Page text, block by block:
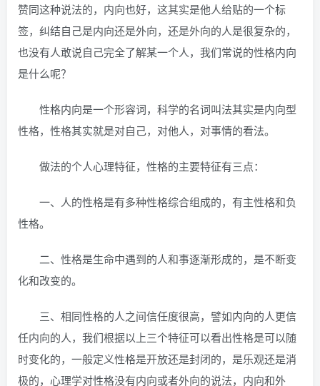
赞同这种说法的，内向也好，这其实是他人给贴的一个标
签，纠结自己是内向还是外向，还是外向的人是很复杂的，
也没有人敢说自己完全了解某一个人，我们常说的性格内向
是什么呢？
性格内向是一个形容词，科学的名词叫法其实是内向型
性格，性格其实就是对自己，对他人，对事情的看法。
做法的个人心理特征，性格的主要特征有三点：
一、人的性格是有多种性格综合组成的，有主性格和负
性格。
二、性格是生命中遇到的人和事逐渐形成的，是不断变
化和改变的。
三、相同性格的人之间信任度很高，譬如内向的人更信
任内向的人，我们根据以上三个特征可以看出性格是可以随
时变化的，一般定义性格是开放还是封闭的，是乐观还是消
极的，心理学对性格没有内向或者外向的说法，内向和外